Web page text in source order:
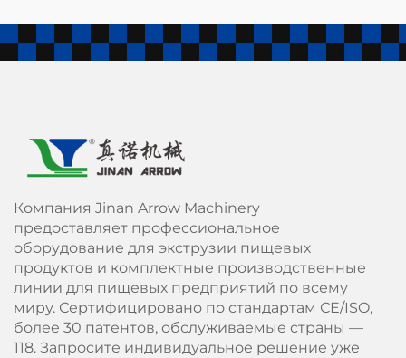
Компания Jinan Arrow Machinery
предоставляет профессиональное
оборудование для экструзии пищевых
продуктов и комплектные производственные
линии для пищевых предприятий по всему
миру. Сертифицировано по стандартам СЕ/ISO,
более 30 патентов, обслуживаемые страны —
118. Запросите индивидуальное решение уже